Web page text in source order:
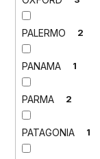
PALERMO 2
PANAMA 1
PARMA 2
PATAGONIA 1